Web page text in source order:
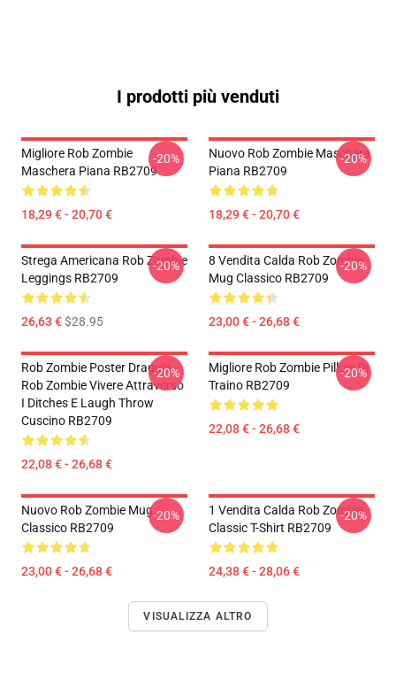
I prodotti più venduti
Migliore Rob Zombie
Maschera Piana RB2709
18,29 € - 20,70 €
-20%
Nuovo Rob Zombie Maschera
Piana RB2709
18,29 € - 20,70 €
-20%
Strega Americana Rob Zombie
Leggings RB2709
26,63 €$28.95
-20%
8 Vendita Calda Rob Zombie
Mug Classico RB2709
23,00 € - 26,68 €
-20%
Rob Zombie Poster Dragula -
Rob Zombie Vivere Attraverso
I Ditches E Laugh Throw
Cuscino RB2709
22,08 € - 26,68 €
-20%
Migliore Rob Zombie Pillow Di
Traino RB2709
22,08 € - 26,68 €
-20%
Nuovo Rob Zombie Mug
Classico RB2709
23,00 € - 26,68 €
-20%
1 Vendita Calda Rob Zombie
Classic T-Shirt RB2709
24,38 € - 28,06 €
-20%
VISUALIZZA ALTRO